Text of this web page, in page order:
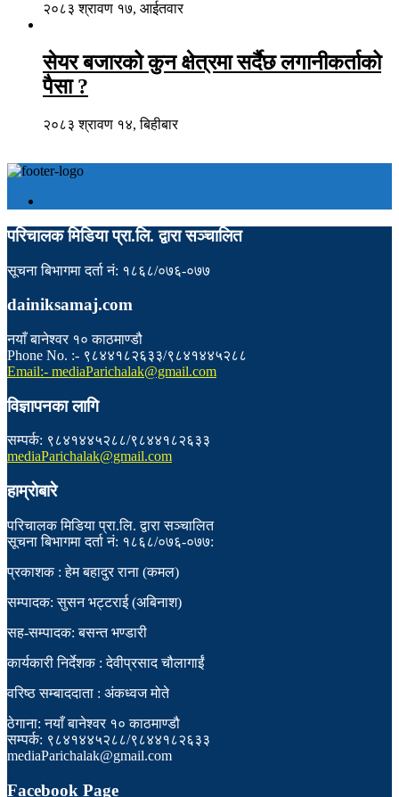
२०८३ श्रावण १७, आईतवार
सेयर बजारको कुन क्षेत्रमा सर्दैछ लगानीकर्ताको
पैसा ?
२०८३ श्रावण १४, बिहीबार
परिचालक मिडिया प्रा.लि. द्वारा सञ्चालित
सूचना बिभागमा दर्ता नं: १८६८/०७६-०७७
dainiksamaj.com
नयाँ बानेश्वर १० काठमाण्डौ
Phone No. :- ९८४४१८२६३३/९८४१४४५२८८
Email:- mediaParichalak@gmail.com
विज्ञापनका लागि
सम्पर्क: ९८४१४४५२८८/९८४४१८२६३३
mediaParichalak@gmail.com
हाम्राेबारे
परिचालक मिडिया प्रा.लि. द्वारा सञ्चालित
सूचना बिभागमा दर्ता नं: १८६८/०७६-०७७:
प्रकाशक : हेम बहादुर राना (कमल)
सम्पादक: सुसन भट्टराई (अबिनाश)
सह-सम्पादक: बसन्त भण्डारी
कार्यकारी निर्देशक : देवीप्रसाद चौलागाईं
वरिष्ठ सम्बाददाता : अंकध्वज मोते
ठेगाना: नयाँ बानेश्वर १० काठमाण्डौ
सम्पर्क: ९८४१४४५२८८/९८४४१८२६३३
mediaParichalak@gmail.com
Facebook Page